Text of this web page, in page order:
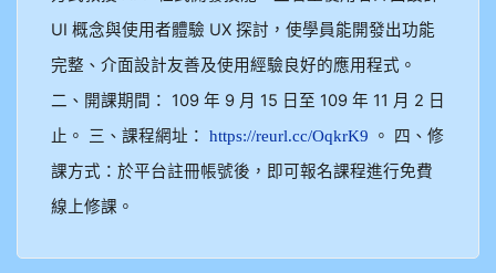
UI 概念與使用者體驗 UX 探討，使學員能開發出功能
完整、介面設計友善及使用經驗良好的應用程式。
二、開課期間： 109 年 9 月 15 日至 109 年 11 月 2 日
止。 三、課程網址： https://reurl.cc/OqkrK9
。 四、修
課方式：於平台註冊帳號後，即可報名課程進行免費
線上修課。